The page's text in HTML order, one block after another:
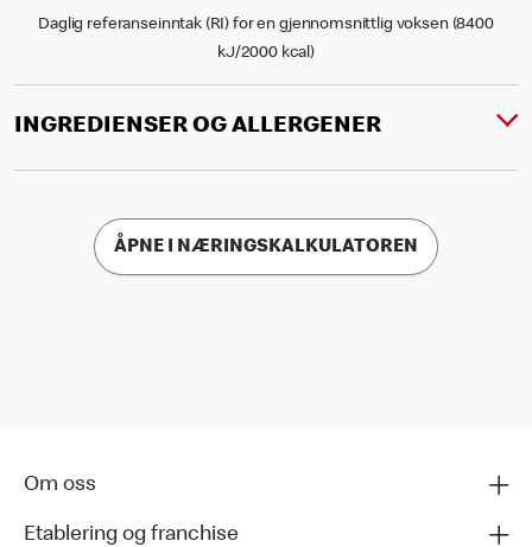
Daglig referanseinntak (RI) for en gjennomsnittlig voksen (8400
kJ/2000 kcal)
INGREDIENSER OG ALLERGENER
ÅPNE I NÆRINGSKALKULATOREN
Om oss
Etablering og franchise